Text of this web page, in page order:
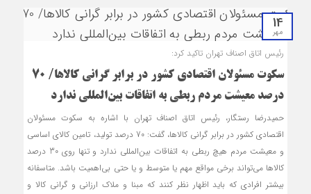
14
مهر
رئیس اتاق اصناف تهران تاکید کرد:
سکوت مسئولان اقتصادی کشور در برابر گرانی کالاها/ 70
درصد معیشت مردم ربطی به اتفاقات بین‌المللی ندارد
حمیدرضا رستگار، رئیس اتاق اصناف تهران با اشاره به سکوت مسئولان
اقتصادی کشور در برابر گرانی کالاها، گفت: 70 درصد تولید، تامین کالای اساسی
و معیشت مردم هیچ ربطی به اتفاقات بین‌المللی ندارد و تنها روی 30 درصد
کالاها می‌تواند برخی مواقع مهم یا متوسط و یا حتی بی‌اهمیت باشد. متاسفانه
بیشتر افرادی که باید اظهار نظر کنند که مبنا و ملاک ارزانی و گرانی کالا و